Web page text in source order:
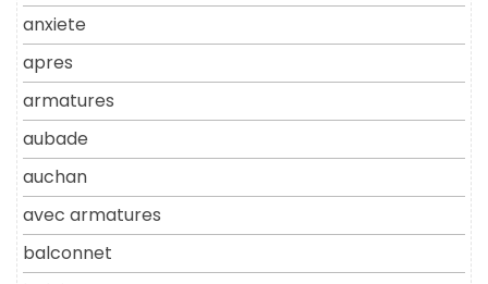
anxiete
apres
armatures
aubade
auchan
avec armatures
balconnet